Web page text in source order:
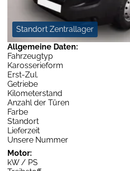
Standort Zentrallager
Allgemeine Daten:
Fahrzeugtyp
Karosserieform
Erst-Zul.
Getriebe
Kilometerstand
Anzahl der Türen
Farbe
Standort
Lieferzeit
Unsere Nummer
Motor:
kW / PS